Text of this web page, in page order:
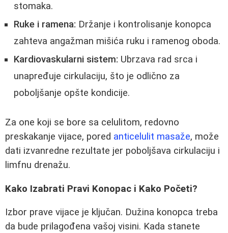
stomaka.
Ruke i ramena: Držanje i kontrolisanje konopca
zahteva angažman mišića ruku i ramenog oboda.
Kardiovaskularni sistem: Ubrzava rad srca i
unapređuje cirkulaciju, što je odlično za
poboljšanje opšte kondicije.
Za one koji se bore sa celulitom, redovno
preskakanje vijace, pored anticelulit masaže, može
dati izvanredne rezultate jer poboljšava cirkulaciju i
limfnu drenažu.
Kako Izabrati Pravi Konopac i Kako Početi?
Izbor prave vijace je ključan. Dužina konopca treba
da bude prilagođena vašoj visini. Kada stanete